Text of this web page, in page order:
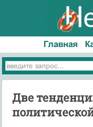
Главная
Две